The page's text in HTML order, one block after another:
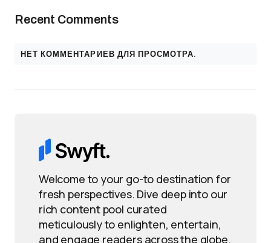
Recent Comments
НЕТ КОММЕНТАРИЕВ ДЛЯ ПРОСМОТРА.
Welcome to your go-to destination for
fresh perspectives. Dive deep into our
rich content pool curated
meticulously to enlighten, entertain,
and engage readers across the globe.